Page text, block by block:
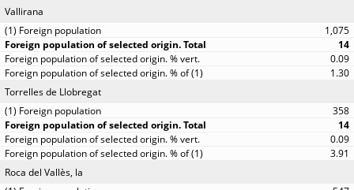
Vallirana
1,075
14
0.09
1.30
Torrelles de Llobregat
358
14
0.09
3.91
Roca del Vallès, la